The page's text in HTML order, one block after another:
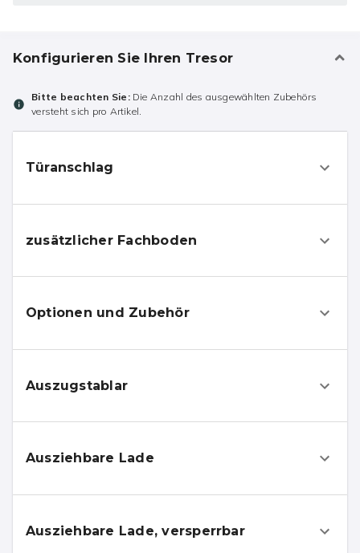
Konfigurieren Sie Ihren Tresor
Bitte beachten Sie:Die Anzahl des ausgewählten Zubehörs
versteht sich pro Artikel.
Türanschlag
zusätzlicher Fachboden
Optionen und Zubehör
Auszugstablar
Ausziehbare Lade
Ausziehbare Lade, versperrbar